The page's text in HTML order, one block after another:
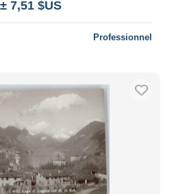
± 7,51 $US
Professionnel